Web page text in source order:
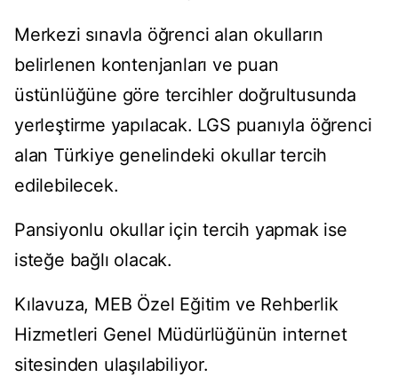
Merkezi sınavla öğrenci alan okulların
belirlenen kontenjanları ve puan
üstünlüğüne göre tercihler doğrultusunda
yerleştirme yapılacak. LGS puanıyla öğrenci
alan Türkiye genelindeki okullar tercih
edilebilecek.
Pansiyonlu okullar için tercih yapmak ise
isteğe bağlı olacak.
Kılavuza, MEB Özel Eğitim ve Rehberlik
Hizmetleri Genel Müdürlüğünün internet
sitesinden ulaşılabiliyor.